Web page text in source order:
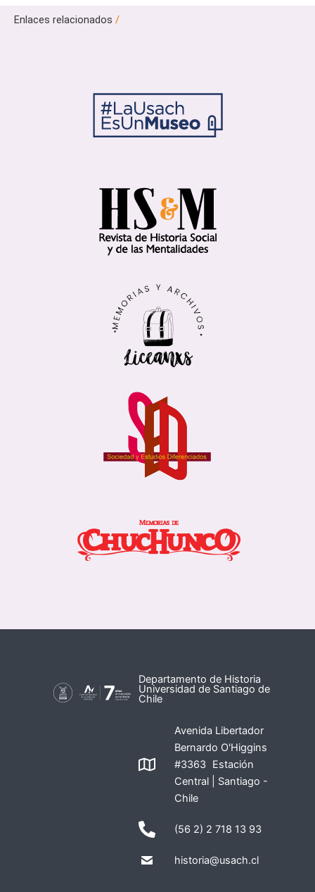
Enlaces relacionados /
Departamento de Historia
Universidad de Santiago de
Chile
Avenida Libertador
Bernardo O'Higgins
#3363 Estación
Central | Santiago -
Chile
(56 2) 2 718 13 93
historia@usach.cl